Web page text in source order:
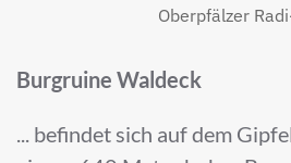
Oberpfälzer
Burgruine Waldeck
... befindet sich auf dem